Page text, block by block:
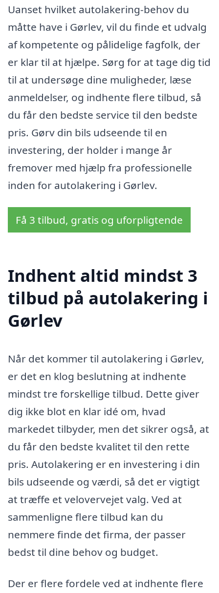
Uanset hvilket autolakering-behov du
måtte have i Gørlev, vil du finde et udvalg
af kompetente og pålidelige fagfolk, der
er klar til at hjælpe. Sørg for at tage dig tid
til at undersøge dine muligheder, læse
anmeldelser, og indhente flere tilbud, så
du får den bedste service til den bedste
pris. Gørv din bils udseende til en
investering, der holder i mange år
fremover med hjælp fra professionelle
inden for autolakering i Gørlev.
Få 3 tilbud, gratis og uforpligtende
Indhent altid mindst 3
tilbud på autolakering i
Gørlev
Når det kommer til autolakering i Gørlev,
er det en klog beslutning at indhente
mindst tre forskellige tilbud. Dette giver
dig ikke blot en klar idé om, hvad
markedet tilbyder, men det sikrer også, at
du får den bedste kvalitet til den rette
pris. Autolakering er en investering i din
bils udseende og værdi, så det er vigtigt
at træffe et velovervejet valg. Ved at
sammenligne flere tilbud kan du
nemmere finde det firma, der passer
bedst til dine behov og budget.
Der er flere fordele ved at indhente flere